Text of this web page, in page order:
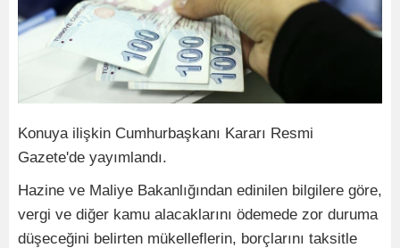
Konuya ilişkin Cumhurbaşkanı Kararı Resmi
Gazete'de yayımlandı.
Hazine ve Maliye Bakanlığından edinilen bilgilere göre,
vergi ve diğer kamu alacaklarını ödemede zor duruma
düşeceğini belirten mükelleflerin, borçlarını taksitle